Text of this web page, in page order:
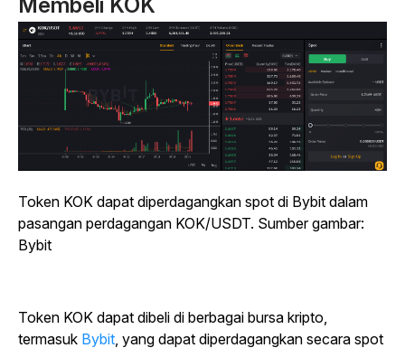
Membeli KOK
Token KOK dapat diperdagangkan spot di Bybit dalam
pasangan perdagangan KOK/USDT. Sumber gambar:
Bybit
Token KOK dapat dibeli di berbagai bursa kripto,
termasuk Bybit, yang dapat diperdagangkan secara spot